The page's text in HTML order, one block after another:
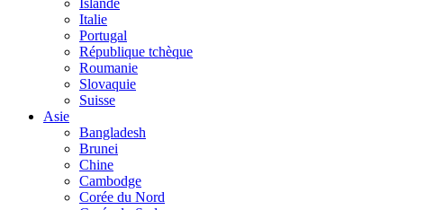
Islande
Italie
Portugal
République tchèque
Roumanie
Slovaquie
Suisse
Asie
Bangladesh
Brunei
Chine
Cambodge
Corée du Nord